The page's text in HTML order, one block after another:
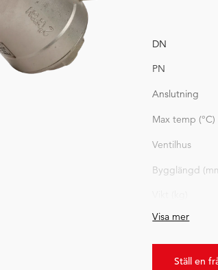
DN
PN
Anslutning
Max temp (°C)
Ventilhus
Bygglängd
Visa mer
Ställ en